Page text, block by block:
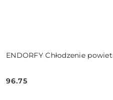
ENDORFY Chłodzenie
Cena:
96.75